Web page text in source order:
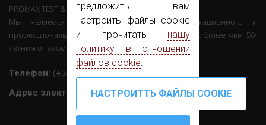
предложить вам
настроить файлы cookie
и прочитать нашу
политику в отношении
файлов cookie.
PROMAX TEST & MEASUREMENT, SLU ©
Мы являемся производителями телекоммуникационного и
профессионального электронного оборудования с более чем 50-
летним опытом работы в этом секторе.
Телефон: (+34) 931 847 700
Адрес электронной почты :promax@promax.es